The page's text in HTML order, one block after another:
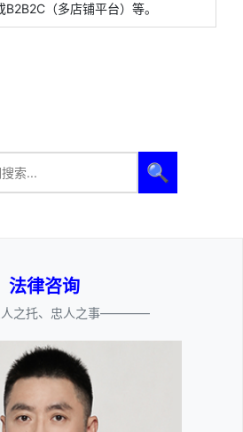
B2B2C（多店铺平台）等。
🔍
法律咨询
之托、忠人之事————